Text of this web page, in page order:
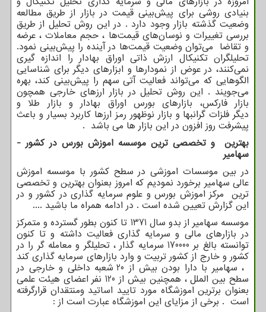
بنیادی روشی برای پیش‌بینی قیمت در بازار از طریق مطالعه
وضعیت گذشته بازار وجود دارد . در این روش تحلیل از طریق
بررسی تغییرات و نوسان‌های قیمت‌ها ، حجم معاملات ، عرضه
و تقاضا می‌توان وضعیت قیمت‌ها در آینده را پیش‌بینی نمود.
تحلیلگران تکنیکال ارزش ذاتی اوراق بهادار را اندازه‌ گیری
نمی‌کنند، در عوض از نمودارها و ابزارهای دیگر برای شناسایی
الگوهایی که می‌تواند فعالیت آتی سهم را پیش‌بینی کند، بهره
می‌جویند . این روش تحلیل در بازار ارزهای خارجی همچون
بازار فارکس، بازارهای بورس اوراق بهادار و بازار طلا و
دیگر فلزات گرانبها و بازار نوظهور رمز ارزها کاربرد بسیار و باعث
پیشرفت روز افزون در این بازار ها می باشد .
بهترین و تخصصی ترین موسسه اموزش بورس در کشور -
سهامیر
در بین موسسات اموزشی در سطح کشور با موسسه اموزش
عالی سهامیر برخورد نمودیم که امروز بعنوان بهترین و تخصصی
ترین مرکز اموزش بورس و علوم سرمایه گذاری در کشور و در
این گزارش تعیین شده است . در ادامه همراه ما باشید ....
موسسه سهامیر از بدو سال 1371 تا کنون بطور گسترده و متمرکز
در بازارهای مالی و سرمایه گذاری فعالیت داشته و تا کنون
توانسته بالغ بر 170000 سرمایه گذار ، تحلیلگر و معامله گر را در
کشور و خارج از کشور تربیت و وارد بازارهای سرمایه گذاری کند
، سهامیر با دارا بودن بیش از 20 شعبه داخلی و خارجی در
سطح بین الملل ، همچنین بیش از 120 نفر اعضای هیئت علمی
بعنوان برترین اموزشگاه مورد تایید اساتید ومنتقدان قرارگرفته
است . برخی از مزایای این اموزشگاه عبارت است از :